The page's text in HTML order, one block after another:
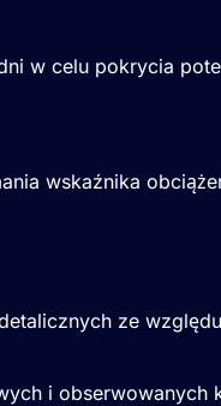
w celu pokrycia
wskaźnika
ze
i obserwowanych